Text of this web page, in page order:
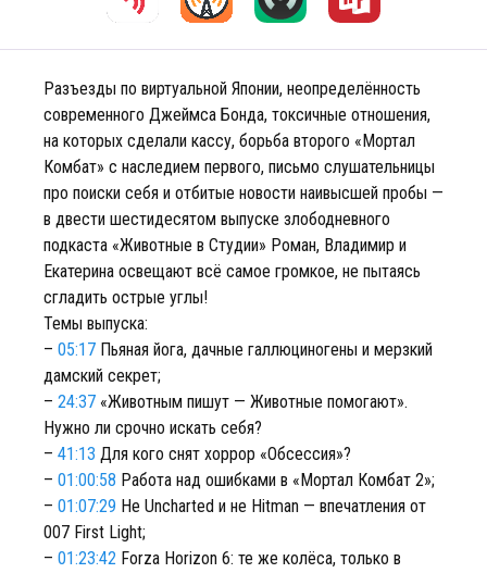
Разъезды по виртуальной Японии, неопределённость
современного Джеймса Бонда, токсичные отношения,
на которых сделали кассу, борьба второго «Мортал
Комбат» с наследием первого, письмо слушательницы
про поиски себя и отбитые новости наивысшей пробы —
в двести шестидесятом выпуске злободневного
подкаста «Животные в Студии» Роман, Владимир и
Екатерина освещают всё самое громкое, не пытаясь
сгладить острые углы!
Темы выпуска:
– 05:17 Пьяная йога, дачные галлюциногены и мерзкий
дамский секрет;
– 24:37 «Животным пишут — Животные помогают».
Нужно ли срочно искать себя?
– 41:13 Для кого снят хоррор «Обсессия»?
– 01:00:58 Работа над ошибками в «Мортал Комбат 2»;
– 01:07:29 Не Uncharted и не Hitman — впечатления от
007 First Light;
– 01:23:42 Forza Horizon 6: те же колёса, только в